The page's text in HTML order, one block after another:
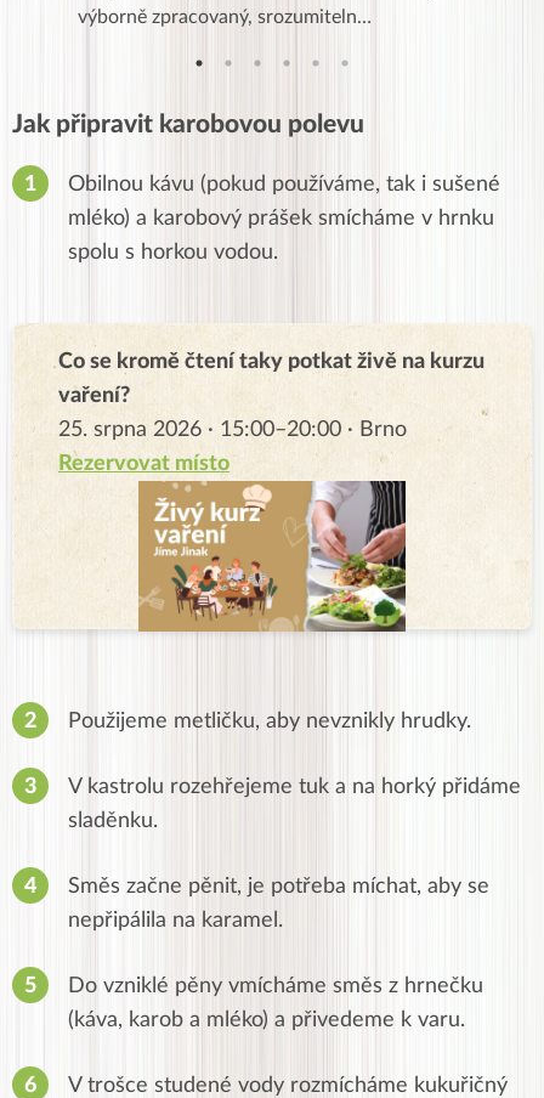
výborně zpracovaný, srozumiteln…
Jak připravit karobovou polevu
Obilnou kávu (pokud používáme, tak i sušené
mléko) a karobový prášek smícháme v hrnku
spolu s horkou vodou.
Co se kromě čtení taky potkat živě na kurzu
vaření?
25. srpna 2026 · 15:00–20:00 · Brno
Rezervovat místo
Použijeme metličku, aby nevznikly hrudky.
V kastrolu rozehřejeme tuk a na horký přidáme
sladěnku.
Směs začne pěnit, je potřeba míchat, aby se
nepřipálila na karamel.
Do vzniklé pěny vmícháme směs z hrnečku
(káva, karob a mléko) a přivedeme k varu.
V trošce studené vody rozmícháme kukuřičný